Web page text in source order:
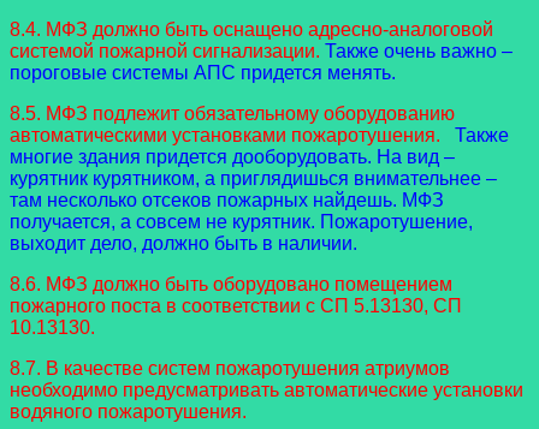
8.4. МФЗ должно быть оснащено адресно-аналоговой
системой пожарной сигнализации. Также очень важно –
пороговые системы АПС придется менять.
8.5. МФЗ подлежит обязательному оборудованию
автоматическими установками пожаротушения.
Также
многие здания придется дооборудовать. На вид –
курятник курятником, а приглядишься внимательнее –
там несколько отсеков пожарных найдешь. МФЗ
получается, а совсем не курятник. Пожаротушение,
выходит дело, должно быть в наличии.
8.6. МФЗ должно быть оборудовано помещением
пожарного поста в соответствии с СП 5.13130, СП
10.13130.
8.7. В качестве систем пожаротушения атриумов
необходимо предусматривать автоматические установки
водяного пожаротушения.